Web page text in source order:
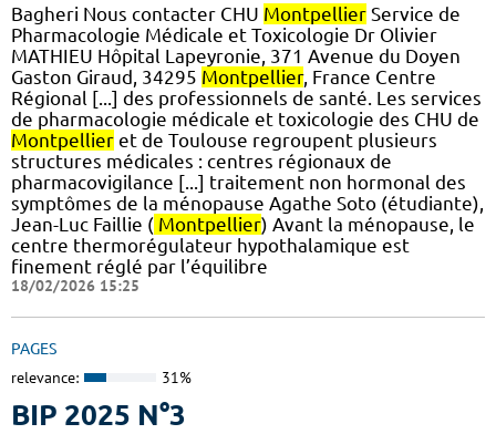
Bagheri Nous contacter CHU Montpellier Service de
Pharmacologie Médicale et Toxicologie Dr Olivier
MATHIEU Hôpital Lapeyronie, 371 Avenue du Doyen
Gaston Giraud, 34295 Montpellier, France Centre
Régional [...] des professionnels de santé. Les services
de pharmacologie médicale et toxicologie des CHU de
Montpellier et de Toulouse regroupent plusieurs
structures médicales : centres régionaux de
pharmacovigilance [...] traitement non hormonal des
symptômes de la ménopause Agathe Soto (étudiante),
Jean-Luc Faillie ( Montpellier) Avant la ménopause, le
centre thermorégulateur hypothalamique est
finement réglé par l’équilibre
18/02/2026 15:25
PAGES
relevance: 31%
BIP 2025 N°3